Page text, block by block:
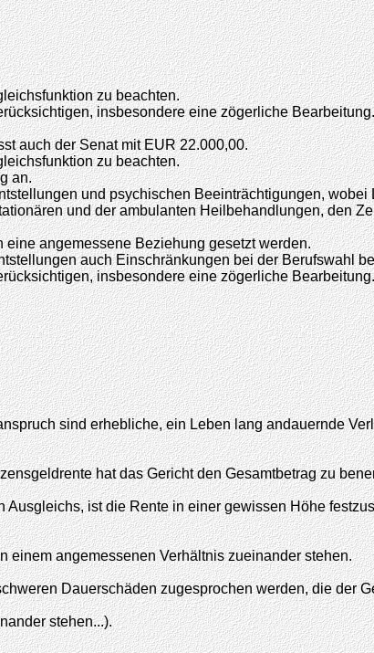
zu beachten.
insbesondere eine zögerliche Bearbeitung.
auch der Senat mit EUR 22.000,00.
zu beachten.
an.
und psychischen Beeinträchtigungen,
und der ambulanten Heilbehandlungen, den
angemessene Beziehung gesetzt werden.
auch Einschränkungen bei der Berufswahl
insbesondere eine zögerliche
sind erhebliche, ein Leben lang andauernde
hat das Gericht den Gesamtbetrag zu
ist die Rente in einer gewissen Höhe
einem angemessenen Verhältnis zueinander stehen.
Dauerschäden zugesprochen werden, die der
stehen...).